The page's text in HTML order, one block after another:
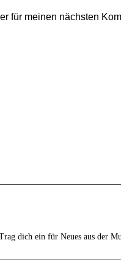
für meinen nächsten
dich ein für Neues aus der